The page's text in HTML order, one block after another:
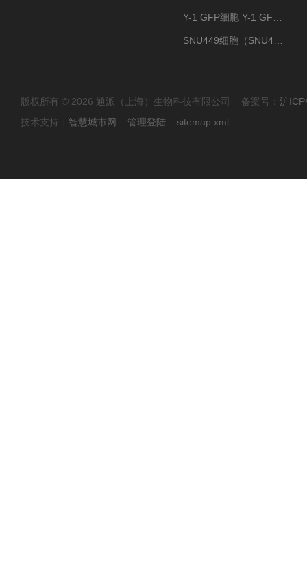
版权所有 © 2026 通派（上海）生物科技有限公司 备案号： 沪
技术支持： 智慧城市网 管理登陆 sitemap.xml